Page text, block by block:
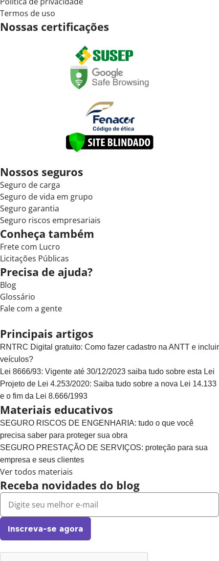
Termos de uso
Nossas certificações
Nossos seguros
Seguro de carga
Seguro de vida em grupo
Seguro garantia
Seguro riscos empresariais
Conheça também
Frete com Lucro
Licitações Públicas
Precisa de ajuda?
Blog
Glossário
Fale com a gente
Principais artigos
RNTRC Digital gratuito: Como fazer cadastro na ANTT e incluir
veículos?
Lei 8666/93: Vigente até 30/12/2023 saiba tudo sobre esta Lei
Projeto de Lei 4.253/2020: Saiba tudo sobre a nova Lei 14.133
e o fim da Lei 8.666/1993
Materiais educativos
SEGURO RISCOS DE ENGENHARIA: tudo o que você
precisa saber para proteger sua obra
SEGURO PRESTAÇÃO DE SERVIÇOS: proteção para sua
empresa e seus clientes
Ver todos materiais
Receba novidades do blog
Inscreva-se agora